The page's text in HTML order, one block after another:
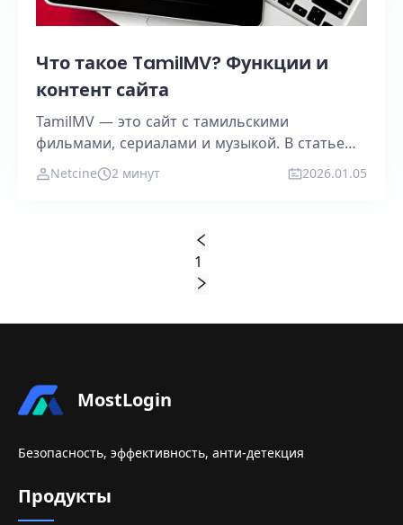
Что такое TamilMV? Функции и
контент сайта
TamilMV — это сайт с тамильскими
фильмами, сериалами и музыкой. В статье
описаны функции, типы контента и целевая
аудитория.
Netcine 2 минут 2026.01.05
1
MostLogin
Безопасность, эффективность, анти-детекция
Продукты